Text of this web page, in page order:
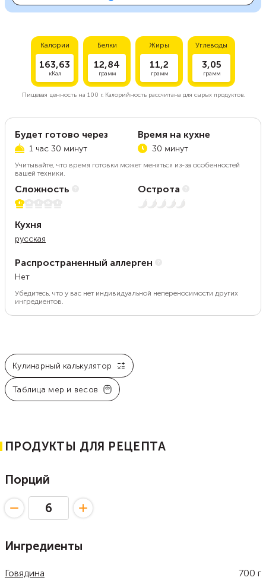
Калории
163,63
кКал
Белки
12,84
грамм
Жиры
11,2
грамм
Углеводы
3,05
грамм
Пищевая ценность на 100 г.Калорийность рассчитана для сырых продуктов.
Будет готово через
1 час 30 минут
Время на кухне
30 минут
Учитывайте, что время готовки может меняться из-за особенностей
вашей техники.
Сложность
1 из 5
Острота
Нет остроты
Кухня
русская
Распространенный аллерген
Нет
Убедитесь, что у вас нет индивидуальной непереносимости других
ингредиентов.
Кулинарный калькулятор
Таблица мер и весов
ПРОДУКТЫ ДЛЯ РЕЦЕПТА
Порций
Ингредиенты
Говядина 700 г